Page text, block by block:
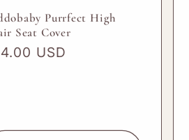
Purrfect High
Seat Cover
USD